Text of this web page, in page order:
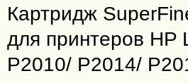
Картридж
для принтеров HP
P2010/ P2014/